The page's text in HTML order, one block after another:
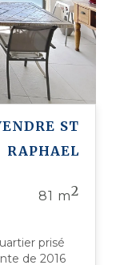
ST
RAPHAEL
81 m2
prisé
de 2016